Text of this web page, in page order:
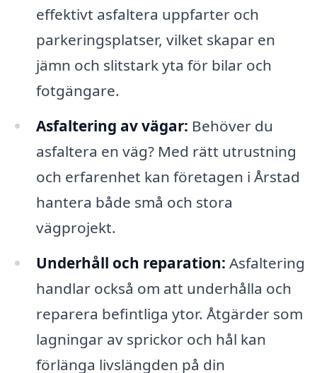
effektivt asfaltera uppfarter och
parkeringsplatser, vilket skapar en
jämn och slitstark yta för bilar och
fotgängare.
Asfaltering av vägar: Behöver du
asfaltera en väg? Med rätt utrustning
och erfarenhet kan företagen i Årstad
hantera både små och stora
vägprojekt.
Underhåll och reparation: Asfaltering
handlar också om att underhålla och
reparera befintliga ytor. Åtgärder som
lagningar av sprickor och hål kan
förlänga livslängden på din